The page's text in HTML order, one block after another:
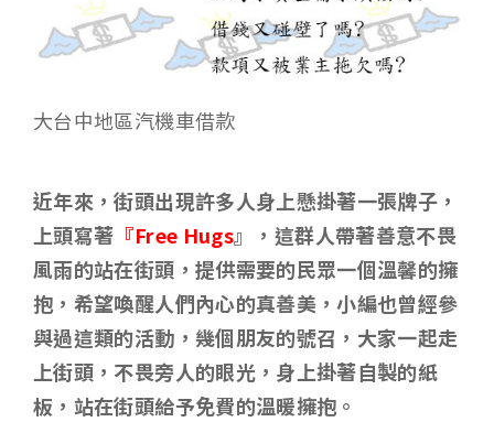
大台中地區汽機車借款
近年來，街頭出現許多人身上懸掛著一張牌子，
上頭寫著 『Free Hugs』
，這群人帶著善意不畏
風雨的站在街頭，提供需要的民眾一個溫馨的擁
抱，希望喚醒人們內心的真善美，小編也曾經參
與過這類的活動 ，幾個朋友的號召，大家一起走
上街頭，不畏旁人的眼光，身上掛著自製的紙
板，站在街頭給予免費的溫暖擁抱。